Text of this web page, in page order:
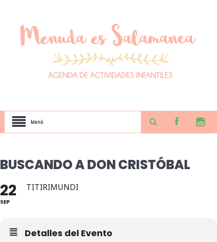
Menú
BUSCANDO A DON CRISTÓBAL
22
SEP
TITIRIMUNDI
Detalles del Evento